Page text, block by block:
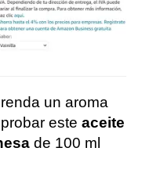
un aroma
este aceite
de 100 ml